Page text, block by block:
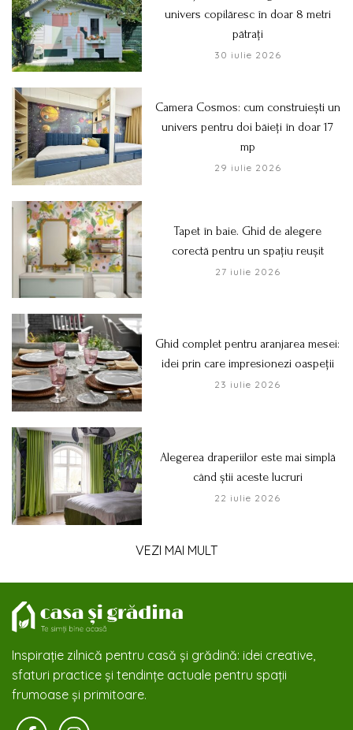
univers copilăresc în doar 8 metri
pătrați
30 iulie 2026
Camera Cosmos: cum construiești un
univers pentru doi băieți în doar 17
mp
29 iulie 2026
Tapet în baie. Ghid de alegere
corectă pentru un spațiu reușit
27 iulie 2026
Ghid complet pentru aranjarea mesei:
idei prin care impresionezi oaspeții
23 iulie 2026
Alegerea draperiilor este mai simplă
când știi aceste lucruri
22 iulie 2026
VEZI MAI MULT
Inspirație zilnică pentru casă și grădină: idei creative,
sfaturi practice și tendințe actuale pentru spații
frumoase și primitoare.